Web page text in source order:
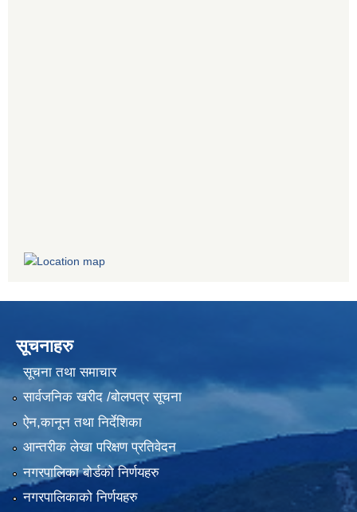
सूचनाहरु
सूचना तथा समाचार
सार्वजनिक खरीद /बोलपत्र सूचना
ऐन,कानून तथा निर्देशिका
आन्तरीक लेखा परिक्षण प्रतिवेदन
नगरपालिका बोर्डको निर्णयहरु
नगरपालिकाको निर्णयहरु